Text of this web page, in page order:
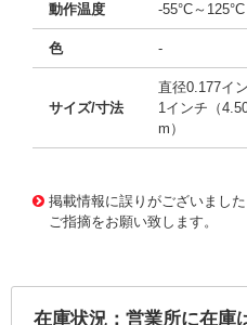
動作温度 -55°C～125°C
色 -
サイズ/寸法
直径0.177イ
1インチ（
m）
掲載情報に誤りがございまし
ご指摘をお願い致します。
在庫状況：営業所に在庫